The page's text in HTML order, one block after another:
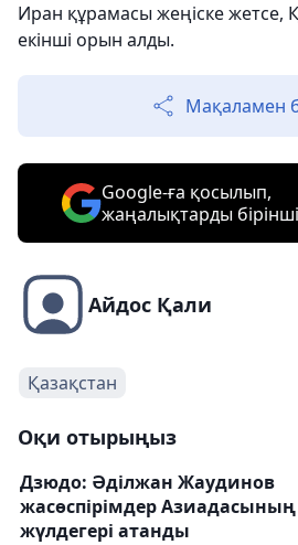
Иран құрамасы жеңіске
екінші орын алды.
Мақаламен
Google-ға қосылып,
жаңалықтарды
Айдос Қали
Қазақстан
Оқи отырыңыз
Дзюдо: Әділжан Жаудинов
жасөспірімдер Азиадасының
жүлдегері атанды